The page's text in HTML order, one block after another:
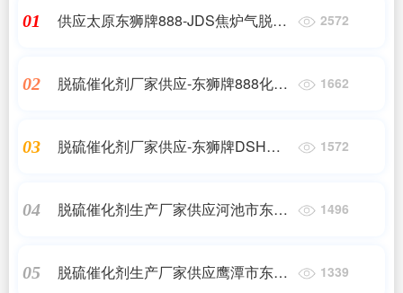
01
供应太原东狮牌888-JDS焦炉气脱硫
2572
02
脱硫催化剂厂家供应-东狮牌888化肥
1662
03
脱硫催化剂厂家供应-东狮牌DSH高
1572
04
脱硫催化剂生产厂家供应河池市东狮
1496
05
脱硫催化剂生产厂家供应鹰潭市东狮
1339